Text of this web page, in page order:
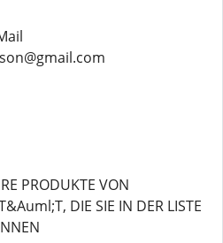
PRODUKTE VON
DIE SIE IN DER LISTE